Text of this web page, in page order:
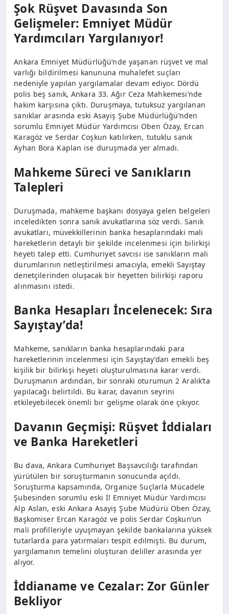
Şok Rüşvet Davasında Son
Gelişmeler: Emniyet Müdür
Yardımcıları Yargılanıyor!
Ankara Emniyet Müdürlüğü’nde yaşanan rüşvet ve mal
varlığı bildirilmesi kanununa muhalefet suçları
nedeniyle yapılan yargılamalar devam ediyor. Dördü
polis beş sanık, Ankara 33. Ağır Ceza Mahkemesi’nde
hakim karşısına çıktı. Duruşmaya, tutuksuz yargılanan
sanıklar arasında eski Asayiş Şube Müdürlüğü’nden
sorumlu Emniyet Müdür Yardımcısı Oben Özay, Ercan
Karagöz ve Serdar Coşkun katılırken, tutuklu sanık
Ayhan Bora Kaplan ise duruşmada yer almadı.
Mahkeme Süreci ve Sanıkların
Talepleri
Duruşmada, mahkeme başkanı dosyaya gelen belgeleri
inceledikten sonra sanık avukatlarına söz verdi. Sanık
avukatları, müvekkillerinin banka hesaplarındaki mali
hareketlerin detaylı bir şekilde incelenmesi için bilirkişi
heyeti talep etti. Cumhuriyet savcısı ise sanıkların mali
durumlarının netleştirilmesi amacıyla, emekli Sayıştay
denetçilerinden oluşacak bir heyetten bilirkişi raporu
alınmasını istedi.
Banka Hesapları İncelenecek: Sıra
Sayıştay’da!
Mahkeme, sanıkların banka hesaplarındaki para
hareketlerinin incelenmesi için Sayıştay’dan emekli beş
kişilik bir bilirkişi heyeti oluşturulmasına karar verdi.
Duruşmanın ardından, bir sonraki oturumun 2 Aralık’ta
yapılacağı belirtildi. Bu karar, davanın seyrini
etkileyebilecek önemli bir gelişme olarak öne çıkıyor.
Davanın Geçmişi: Rüşvet İddiaları
ve Banka Hareketleri
Bu dava, Ankara Cumhuriyet Başsavcılığı tarafından
yürütülen bir soruşturmanın sonucunda açıldı.
Soruşturma kapsamında, Organize Suçlarla Mücadele
Şubesinden sorumlu eski İl Emniyet Müdür Yardımcısı
Alp Aslan, eski Ankara Asayiş Şube Müdürü Oben Özay,
Başkomiser Ercan Karagöz ve polis Serdar Coşkun’un
mali profilleriyle uyuşmayan şekilde bankalarına yüksek
tutarlarda para yatırmaları tespit edilmişti. Bu durum,
yargılamanın temelini oluşturan deliller arasında yer
alıyor.
İddianame ve Cezalar: Zor Günler
Bekliyor